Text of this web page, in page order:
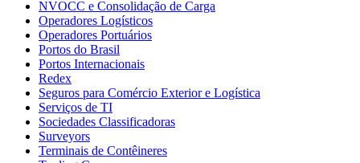
NVOCC e Consolidação de Carga
Operadores Logísticos
Operadores Portuários
Portos do Brasil
Portos Internacionais
Redex
Seguros para Comércio Exterior e Logística
Serviços de TI
Sociedades Classificadoras
Surveyors
Terminais de Contêineres